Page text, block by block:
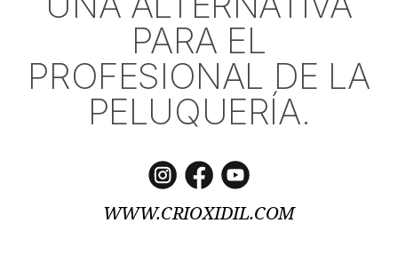
PARA EL
PROFESIONAL DE LA
PELUQUERÍA.
WWW.CRIOXIDIL.COM